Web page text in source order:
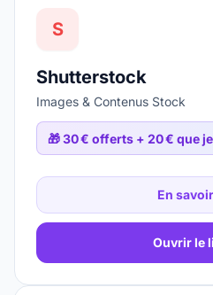
S
Shutterstock
Images & Contenus Stock
🎁30 € offerts + 20 € que
En
Ouvrir le